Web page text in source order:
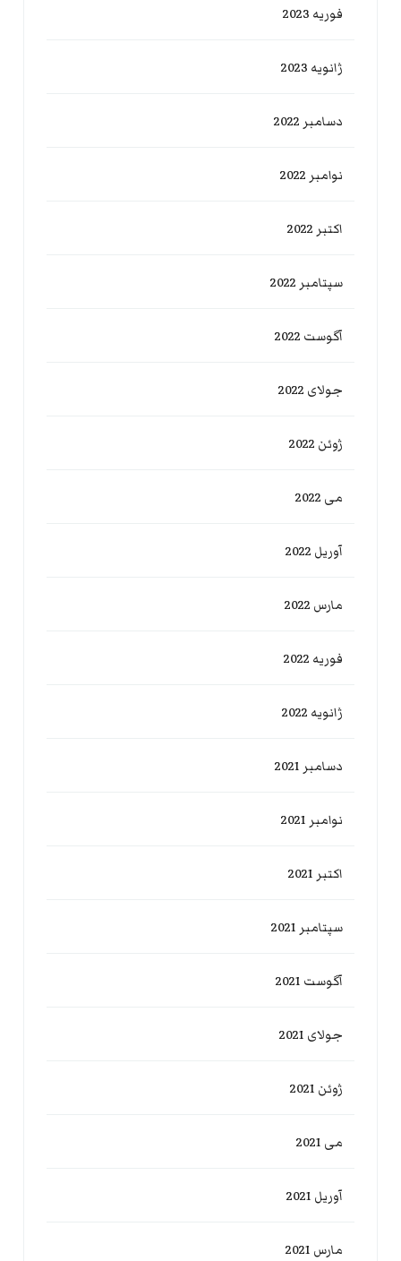
فوریه 2023
ژانویه 2023
دسامبر 2022
نوامبر 2022
اکتبر 2022
سپتامبر 2022
آگوست 2022
جولای 2022
ژوئن 2022
می 2022
آوریل 2022
مارس 2022
فوریه 2022
ژانویه 2022
دسامبر 2021
نوامبر 2021
اکتبر 2021
سپتامبر 2021
آگوست 2021
جولای 2021
ژوئن 2021
می 2021
آوریل 2021
مارس 2021